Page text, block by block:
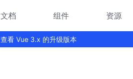
文档 组件 资源
查看 Vue 3.x 的升级版本